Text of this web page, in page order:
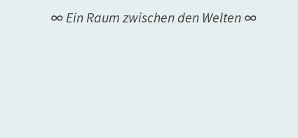
∞ Ein Raum zwischen den Welten ∞